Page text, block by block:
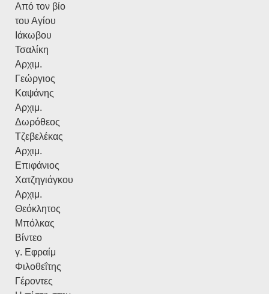
Από τον βίο
του Αγίου
Ιάκωβου
Τσαλίκη
Αρχιμ.
Γεώργιος
Καψάνης
Αρχιμ.
Δωρόθεος
Τζεβελέκας
Αρχιμ.
Επιφάνιος
Χατζηγιάγκου
Αρχιμ.
Θεόκλητος
Μπόλκας
Βίντεο
γ. Εφραίμ
Φιλοθεΐτης
Γέροντες